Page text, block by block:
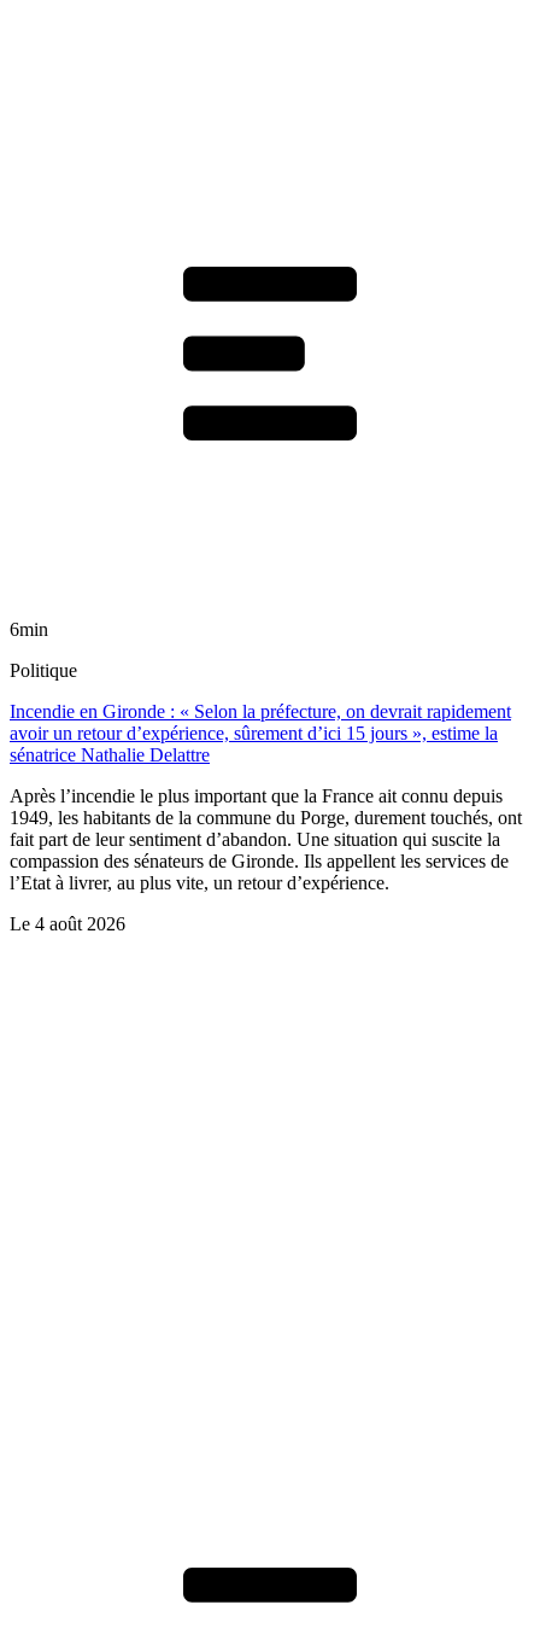
6min
Politique
Incendie en Gironde : « Selon la préfecture, on devrait rapidement
avoir un retour d’expérience, sûrement d’ici 15 jours », estime la
sénatrice Nathalie Delattre
Après l’incendie le plus important que la France ait connu depuis
1949, les habitants de la commune du Porge, durement touchés, ont
fait part de leur sentiment d’abandon. Une situation qui suscite la
compassion des sénateurs de Gironde. Ils appellent les services de
l’Etat à livrer, au plus vite, un retour d’expérience.
Le 4 août 2026